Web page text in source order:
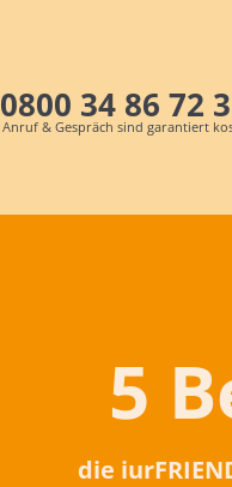
0800 34 86 72 3
Anruf & Gespräch sind garantiert
5
die